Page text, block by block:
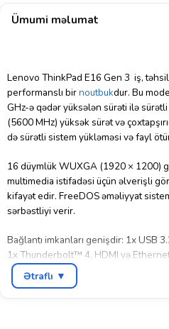
Ümumi məlumat
Lenovo ThinkPad E16 Gen 3 iş,
performanslı birnoutbukdur. Bu
GHz-ə qədər yüksələn sürəti ilə
(5600 MHz) yüksək sürət və
də sürətli sistem yükləməsi və fayl
16 düymlük WUXGA (1920 × 1200)
multimedia istifadəsi üçün əlverişli
kifayət edir. FreeDOS əməliyyat
sərbəstliyi verir.
Bağlantı imkanları genişdir: 1x USB
1x Thunderbolt™ 4, HDMI və
mümkündür. Wi-Fi 6E texnologiyası
Ətraflı ▼